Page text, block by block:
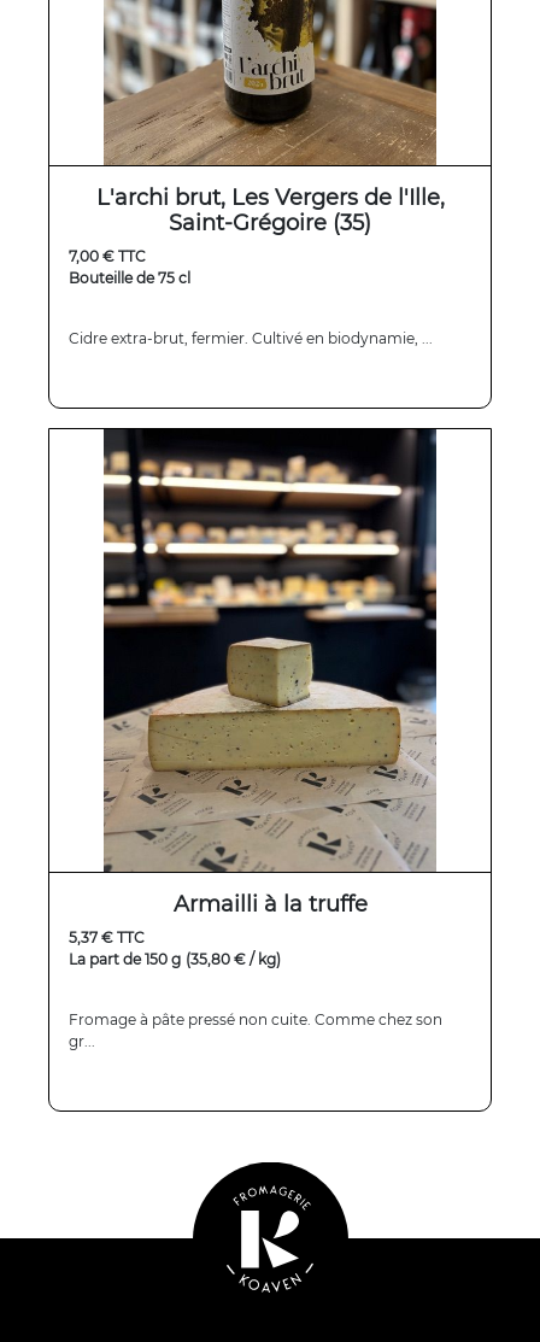
L'archi brut, Les Vergers de l'Ille,
Saint-Grégoire (35)
7,00 € TTC
Bouteille de 75 cl
Cidre extra-brut, fermier. Cultivé en biodynamie, ...
Armailli à la truffe
5,37 € TTC
La part de 150 g (35,80 € / kg)
Fromage à pâte pressé non cuite. Comme chez son
gr...